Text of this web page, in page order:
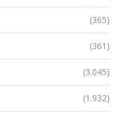
(365)
(361)
(3.045)
(1.932)